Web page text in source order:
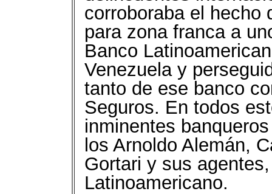
corroboraba el hecho
para zona franca a
Banco
Venezuela y
tanto de ese banco
Seguros. En todos
inminentes
los Arnoldo Alemán,
Gortari y sus
Latinoamericano.